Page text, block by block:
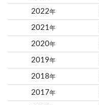
2022年
2021年
2020年
2019年
2018年
2017年